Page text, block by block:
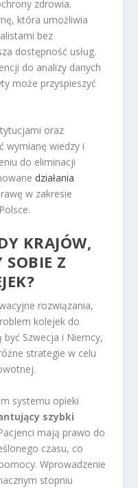
zdrowia.
która umożliwia
bez
dostępność usług.
do analizy danych
może przyspieszyć
oraz
wymianę wiedzy i
do eliminacji
działania
w zakresie
KRAJÓW,
SOBIE Z
rozwiązania,
kolejek do
być Szwecja i Niemcy,
strategie w celu
systemu opieki
szybki
mają prawo do
czasu, co
Wprowadzenie
stopniu